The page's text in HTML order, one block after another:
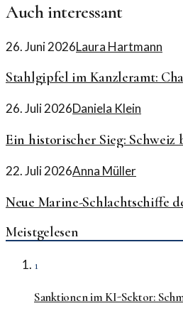
Auch interessant
26. Juni 2026Laura Hartmann
Stahlgipfel im Kanzleramt:
26. Juli 2026Daniela Klein
Ein historischer Sieg: Schweiz
22. Juli 2026Anna Müller
Neue Marine-Schlachtschiffe
Meistgelesen
1
Sanktionen im KI-Sektor: